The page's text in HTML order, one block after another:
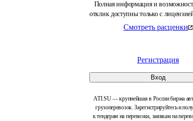
Полная информация и
отклик доступны только с
Смотреть расценки
Регистрация
Вход
ATI.SU — крупнейшая в России биржа
грузоперевозок. Зарегистрируйтесь и
к тендерам на перевозки, заявкам на